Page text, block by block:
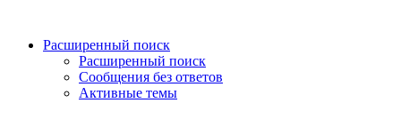
Расширенный поиск
Расширенный поиск
Сообщения без ответов
Активные темы